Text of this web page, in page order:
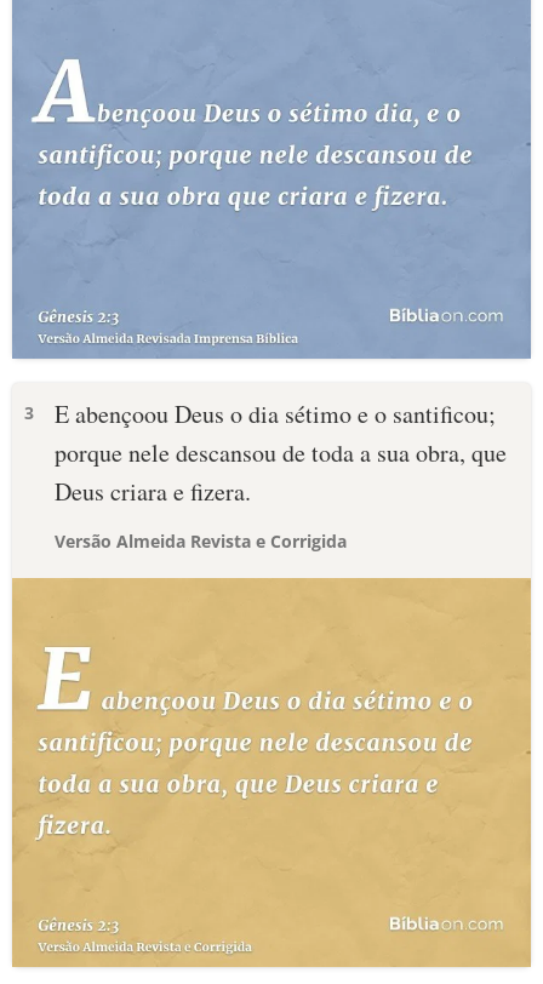
3
E abençoou Deus o dia sétimo e o santificou;
porque nele descansou de toda a sua obra, que
Deus criara e fizera.
Versão Almeida Revista e Corrigida